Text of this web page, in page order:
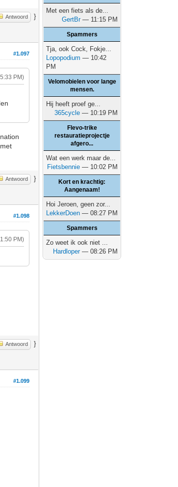
Antwoord }
#1.097
PM)
Antwoord }
#1.098
PM)
Antwoord }
#1.099
Met een fiets als de...
GertBr— 11:15 PM
Spammers
Tja, ook Cock, Fokje...
Lopopodium — 10:42
PM
Velomobielen voor lange
mensen.
Hij heeft proef ge...
365cycle — 10:19 PM
Flevo-trike
restauratieprojectje
afgero...
Wat een werk maar de...
Fietsbennie — 10:02 PM
Kort en krachtig:
Aangenaam!
Hoi Jeroen, geen zor...
LekkerDoen — 08:27 PM
Spammers
Zo weet ik ook niet ...
Hardloper— 08:26 PM